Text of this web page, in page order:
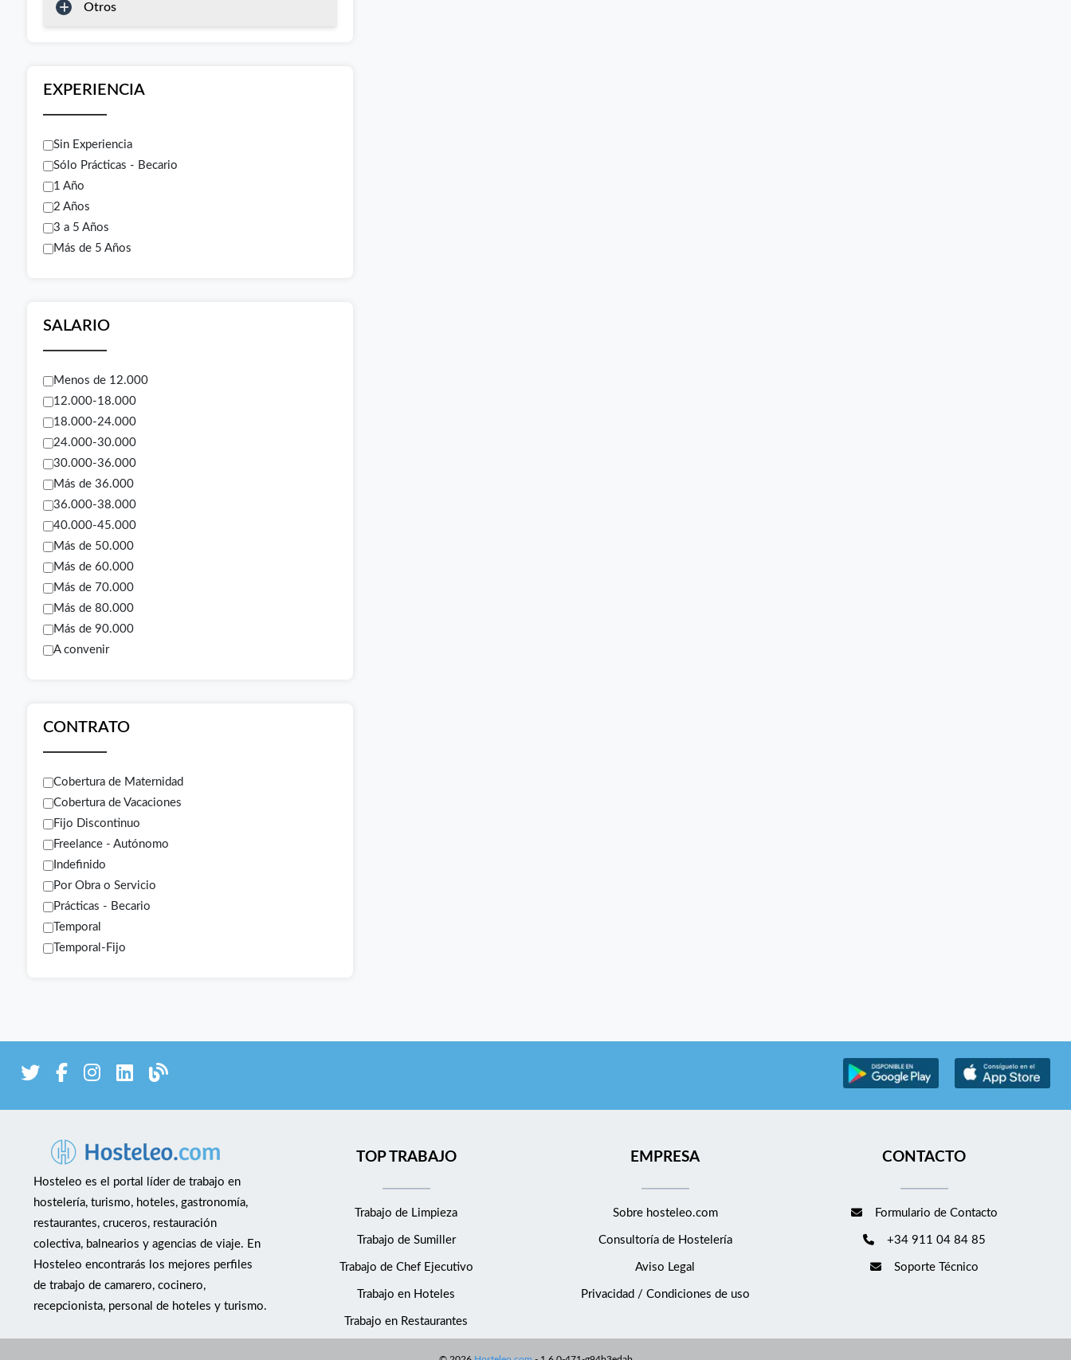
Otros
EXPERIENCIA
Sin Experiencia
Sólo Prácticas - Becario
1 Año
2 Años
3 a 5 Años
Más de 5 Años
SALARIO
Menos de 12.000
12.000-18.000
18.000-24.000
24.000-30.000
30.000-36.000
Más de 36.000
36.000-38.000
40.000-45.000
Más de 50.000
Más de 60.000
Más de 70.000
Más de 80.000
Más de 90.000
A convenir
CONTRATO
Cobertura de Maternidad
Cobertura de Vacaciones
Fijo Discontinuo
Freelance - Autónomo
Indefinido
Por Obra o Servicio
Prácticas - Becario
Temporal
Temporal-Fijo
Hosteleo es el portal líder de trabajo en
hostelería, turismo, hoteles, gastronomía,
restaurantes, cruceros, restauración
colectiva, balnearios y agencias de viaje. En
Hosteleo encontrarás los mejores perfiles
de trabajo de camarero, cocinero,
recepcionista, personal de hoteles y turismo.
TOP TRABAJO
Trabajo de Limpieza
Trabajo de Sumiller
Trabajo de Chef Ejecutivo
Trabajo en Hoteles
Trabajo en Restaurantes
EMPRESA
Sobre hosteleo.com
Consultoría de Hostelería
Aviso Legal
Privacidad / Condiciones de uso
CONTACTO
Formulario de Contacto
+34 911 04 84 85
Soporte Técnico